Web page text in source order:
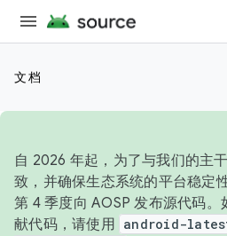
文档
自 2026 年起，为了与我们的主
致，并确保生态系统的平台稳定
第 4 季度向 AOSP 发布源代码
献代码，请使用 android-